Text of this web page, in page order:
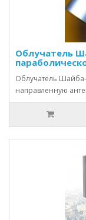
Облучатель
Облучатель Шайба-
направленную